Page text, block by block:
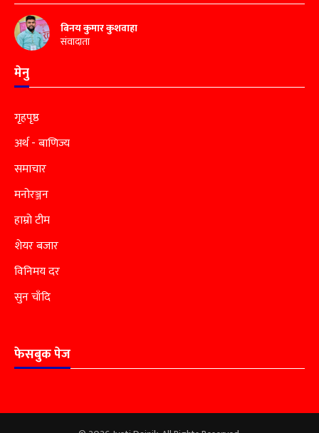
बिनय कुमार कुशवाहा
संवादाता
मेनु
गृहपृष्ठ
अर्थ - बाणिज्य
समाचार
मनोरञ्जन
हाम्रो टीम
शेयर बजार
विनिमय दर
सुन चाँदि
फेसबुक पेज